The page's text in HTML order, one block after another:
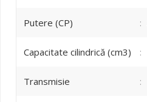
Putere (CP) :
Capacitate cilindrică (cm3) :
Transmisie :